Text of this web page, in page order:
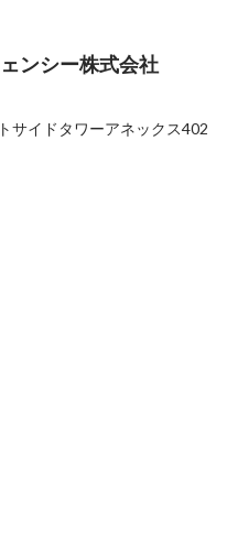
る仕
い
ト
チャレンジの幅が広
員を突撃！編】
最新順で表示
ンシー株式会社
サイドタワーアネックス402